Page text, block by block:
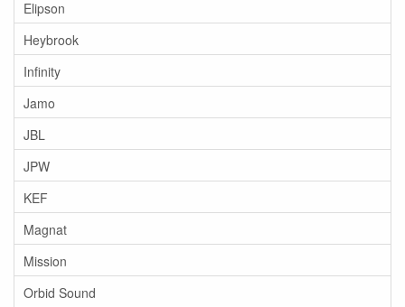
Elipson
Heybrook
Infinity
Jamo
JBL
JPW
KEF
Magnat
Mission
Orbid Sound